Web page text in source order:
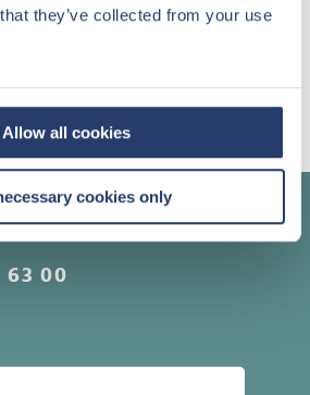
they’ve collected from your use
Allow all cookies
cookies only
de mes informations
conformité avec la
nos conseillers
63 00